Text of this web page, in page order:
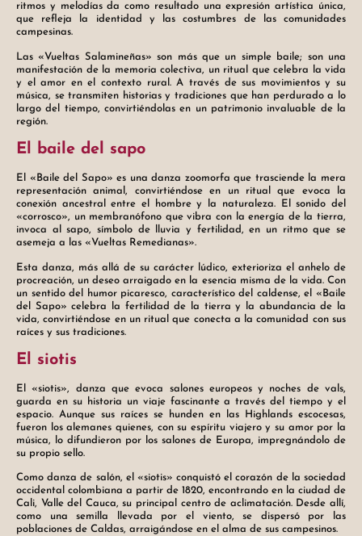
ritmos y melodías da como resultado una expresión artística única,
que refleja la identidad y las costumbres de las comunidades
campesinas.
Las «Vueltas Salamineñas» son más que un simple baile; son una
manifestación de la memoria colectiva, un ritual que celebra la vida
y el amor en el contexto rural. A través de sus movimientos y su
música, se transmiten historias y tradiciones que han perdurado a lo
largo del tiempo, convirtiéndolas en un patrimonio invaluable de la
región.
El baile del sapo
El «Baile del Sapo» es una danza zoomorfa que trasciende la mera
representación animal, convirtiéndose en un ritual que evoca la
conexión ancestral entre el hombre y la naturaleza. El sonido del
«corrosco», un membranófono que vibra con la energía de la tierra,
invoca al sapo, símbolo de lluvia y fertilidad, en un ritmo que se
asemeja a las «Vueltas Remedianas».
Esta danza, más allá de su carácter lúdico, exterioriza el anhelo de
procreación, un deseo arraigado en la esencia misma de la vida. Con
un sentido del humor picaresco, característico del caldense, el «Baile
del Sapo» celebra la fertilidad de la tierra y la abundancia de la
vida, convirtiéndose en un ritual que conecta a la comunidad con sus
raíces y sus tradiciones.
El siotis
El «siotis», danza que evoca salones europeos y noches de vals,
guarda en su historia un viaje fascinante a través del tiempo y el
espacio. Aunque sus raíces se hunden en las Highlands escocesas,
fueron los alemanes quienes, con su espíritu viajero y su amor por la
música, lo difundieron por los salones de Europa, impregnándolo de
su propio sello.
Como danza de salón, el «siotis» conquistó el corazón de la sociedad
occidental colombiana a partir de 1820, encontrando en la ciudad de
Cali, Valle del Cauca, su principal centro de aclimatación. Desde allí,
como una semilla llevada por el viento, se dispersó por las
poblaciones de Caldas, arraigándose en el alma de sus campesinos.